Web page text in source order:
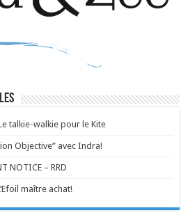
talkie-walkie pour le Kite
Objective” avec Indra!
NOTICE – RRD
maître achat!